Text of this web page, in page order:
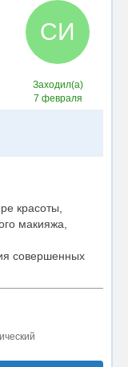
СИ
Заходил(а)
7 февраля
красоты,
макияжа,
совершенных